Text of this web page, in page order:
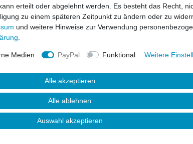
Material "Polyurethane"
erteilt oder abgelehnt werden. Es besteht das Recht,
zu einem späteren Zeitpunkt zu ändern oder zu
und weitere Hinweise zur Verwendung
Medien PayPal Funktional Weitere
Alle akzeptieren
Alle ablehnen
Auswahl akzeptieren